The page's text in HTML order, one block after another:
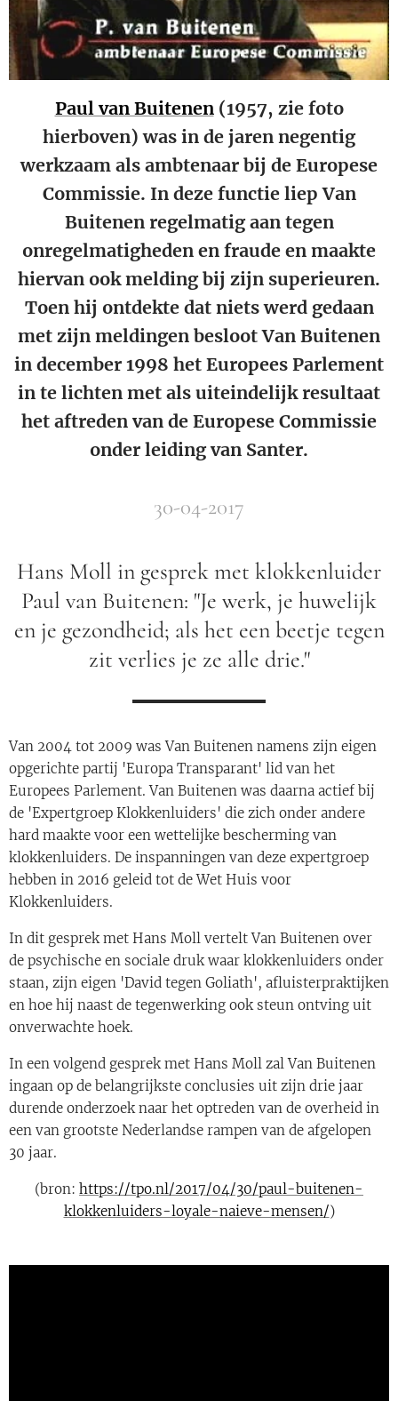
Paul van Buitenen(1957, zie foto
hierboven) was in de jaren negentig
werkzaam als ambtenaar bij de Europese
Commissie. In deze functie liep Van
Buitenen regelmatig aan tegen
onregelmatigheden en fraude en maakte
hiervan ook melding bij zijn superieuren.
Toen hij ontdekte dat niets werd gedaan
met zijn meldingen besloot Van Buitenen
in december 1998 het Europees Parlement
in te lichten met als uiteindelijk resultaat
het aftreden van de Europese Commissie
onder leiding van Santer.
30-04-2017
Hans Moll in gesprek met klokkenluider
Paul van Buitenen: "Je werk, je huwelijk
en je gezondheid; als het een beetje tegen
zit verlies je ze alle drie."
Van 2004 tot 2009 was Van Buitenen namens zijn eigen
opgerichte partij 'Europa Transparant' lid van het
Europees Parlement. Van Buitenen was daarna actief bij
de 'Expertgroep Klokkenluiders' die zich onder andere
hard maakte voor een wettelijke bescherming van
klokkenluiders. De inspanningen van deze expertgroep
hebben in 2016 geleid tot de Wet Huis voor
Klokkenluiders.
In dit gesprek met Hans Moll vertelt Van Buitenen over
de psychische en sociale druk waar klokkenluiders onder
staan, zijn eigen 'David tegen Goliath', afluisterpraktijken
en hoe hij naast de tegenwerking ook steun ontving uit
onverwachte hoek.
In een volgend gesprek met Hans Moll zal Van Buitenen
ingaan op de belangrijkste conclusies uit zijn drie jaar
durende onderzoek naar het optreden van de overheid in
een van grootste Nederlandse rampen van de afgelopen
30 jaar.
(bron: https://tpo.nl/2017/04/30/paul-buitenen-
klokkenluiders-loyale-naieve-mensen/)